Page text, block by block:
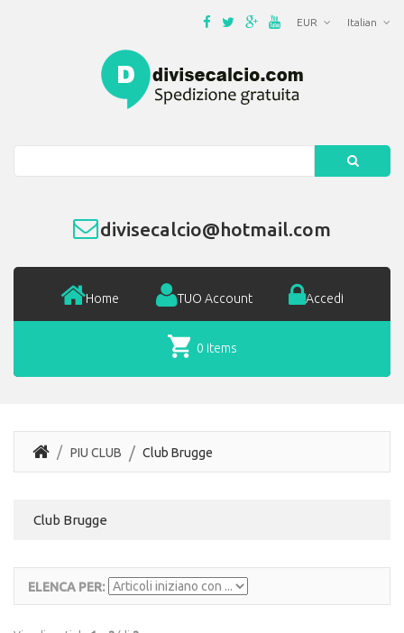
Italian
EUR
divisecalcio@hotmail.com
Home TUO Account Accedi
0 items
PIU CLUB Club Brugge
Club Brugge
ELENCA PER: